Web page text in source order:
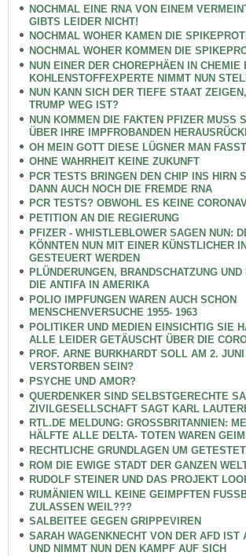
NOCHMAL EINE RNA VON EINEM
GIBTS LEIDER NICHT!
NOCHMAL WOHER KAMEN DIE
NOCHMAL WOHER KOMMEN DIE
NUN EINER DER CHOREPHÄEN IN CHEMIE
KOHLENSTOFFEXPERTE NIMMT NUN
NUN KANN SICH DER TIEFE STAAT
TRUMP WEG IST?
NUN KOMMEN DIE FAKTEN PFIZER MUSS
ÜBER IHRE IMPFROBANDEN
OH MEIN GOTT DIESE LÜGNER MAN
OHNE WAHRHEIT KEINE ZUKUNFT
PCR TESTS BRINGEN DEN CHIP INS HIRN
DANN AUCH NOCH DIE FREMDE RNA
PCR TESTS? OBWOHL ES KEINE
PETITION AN DIE REGIERUNG
PFIZER - WHISTLEBLOWER SAGEN NUN:
KÖNNTEN NUN MIT EINER KÜNSTLICHER
GESTEUERT WERDEN
PLÜNDERUNGEN, BRANDSCHATZUNG UND
DIE ANTIFA IN AMERIKA
POLIO IMPFUNGEN WAREN AUCH SCHON
MENSCHENVERSUCHE 1955- 1963
POLITIKER UND MEDIEN EINSICHTIG SIE
ALLE LEIDER GETÄUSCHT ÜBER DIE
PROF. ARNE BURKHARDT SOLL AM 2. JUNI
VERSTORBEN SEIN?
PSYCHE UND AMOR?
QUERDENKER SIND SELBSTGERECHTE
ZIVILGESELLSCHAFT SAGT KARL
RTL.DE MELDUNG: GROSSBRITANNIEN:
HÄLFTE ALLE DELTA- TOTEN WAREN
RECHTLICHE GRUNDLAGEN UM
ROM DIE EWIGE STADT DER GANZEN
RUDOLF STEINER UND DAS PROJEKT
RUMÄNIEN WILL KEINE GEIMPFTEN
ZULASSEN WEIL???
SALBEITEE GEGEN GRIPPEVIREN
SARAH WAGENKNECHT VON DER AFD IST
UND NIMMT NUN DEN KAMPF AUF SICH